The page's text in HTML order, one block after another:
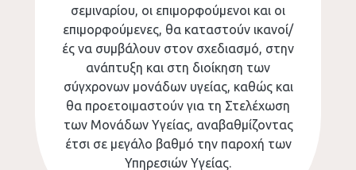
σεμιναρίου, οι επιμορφούμενοι και οι
επιμορφούμενες, θα καταστούν ικανοί/
ές να συμβάλουν στον σχεδιασμό, στην
ανάπτυξη και στη διοίκηση των
σύγχρονων μονάδων υγείας, καθώς και
θα προετοιμαστούν για τη Στελέχωση
των Μονάδων Υγείας, αναβαθμίζοντας
έτσι σε μεγάλο βαθμό την παροχή των
Υπηρεσιών Υγείας.